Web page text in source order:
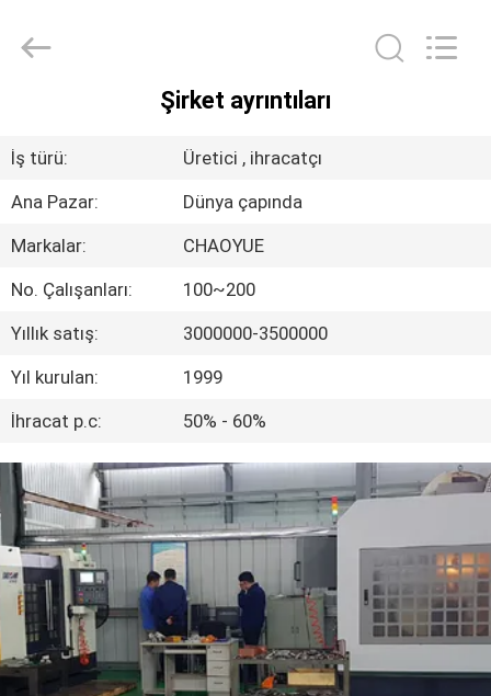
ÜRÜN:%
HAKKIMIZDA
FABRIKA
KALITE
KONTROL
BIZIMLE
ILETIŞIME
GEÇIN
Clutch
Şirket ayrıntıları
İş türü:
Üretici , ihracatçı
Ana Pazar:
Dünya çapında
Markalar:
CHAOYUE
No. Çalışanları:
100~200
Yıllık satış:
3000000-3500000
Yıl kurulan:
1999
İhracat p.c:
50% - 60%